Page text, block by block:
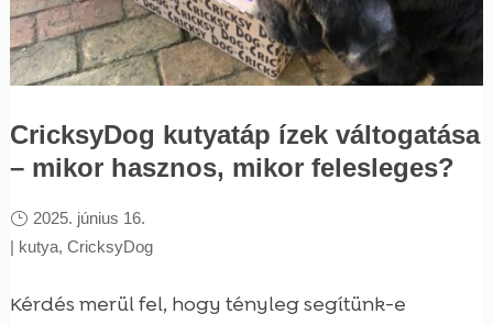
CricksyDog kutyatáp ízek váltogatása
– mikor hasznos, mikor felesleges?
2025. június 16.
| kutya, CricksyDog
Kérdés merül fel, hogy tényleg segítünk-e